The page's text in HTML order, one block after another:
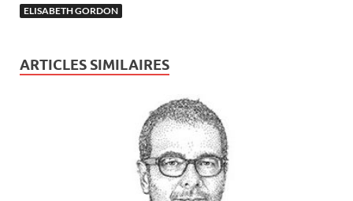
ELISABETH GORDON
ARTICLES SIMILAIRES